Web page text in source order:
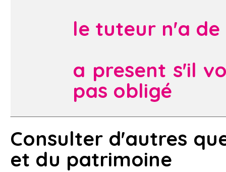
le tuteur n'a
a present s'il
pas obligé
Consulter d'autres
et du patrimoine